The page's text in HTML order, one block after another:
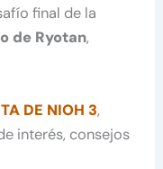
final de la
de Ryotan,
DE NIOH 3,
interés, consejos